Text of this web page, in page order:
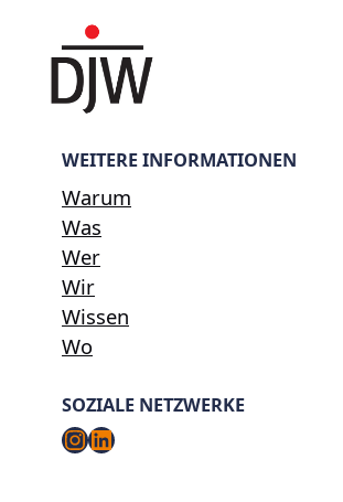
WEITERE INFORMATIONEN
Warum
Was
Wer
Wir
Wissen
Wo
SOZIALE NETZWERKE
Instagram
LinkedIn